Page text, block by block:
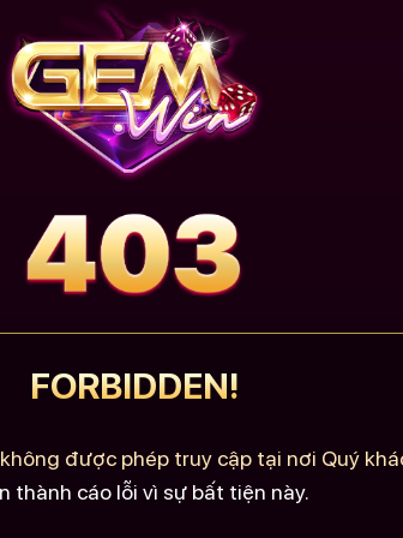
FORBIDDEN!
được phép truy cập tại nơi Quý
thành cáo lỗi vì sự bất tiện này.